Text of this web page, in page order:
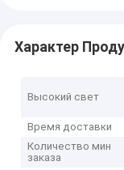
Характер
Высокий свет
Время доставки
Количество мин
заказа